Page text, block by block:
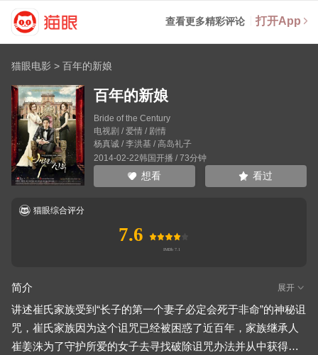
查看更多精彩评论 打开App
猫眼电影 >百年的新娘
百年的新娘
Bride of the Century
电视剧 / 爱情 / 剧情
杨真诚/ 李洪基 / 高岛礼子
2014-02-22韩国开播 / 73分钟
想看 看过
猫眼综合评分
7.6
简介 展开
讲述崔氏家族受到“长子的第一个妻子必定会死于非命”的神秘诅
咒，崔氏家族因为这个诅咒已经被困惑了近百年，家族继承人
崔姜洙为了守护所爱的女子去寻找破除诅咒办法并从中获得爱